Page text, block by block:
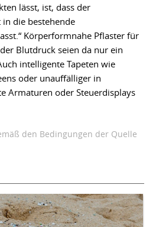
lässt, ist, dass der
die bestehende
Körperformnahe Pflaster für
Blutdruck seien da nur ein
intelligente Tapeten wie
oder unauffälliger in
Armaturen oder Steuerdisplays
den Bedingungen der Quelle